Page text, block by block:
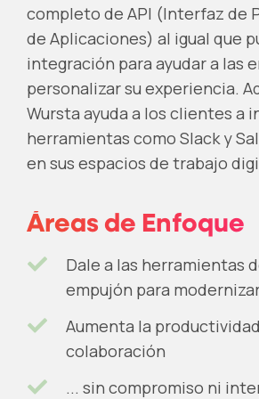
completo de API (Interfaz de
de Aplicaciones) al igual que
integración para ayudar a las
personalizar su experiencia.
Wursta ayuda a los clientes a
herramientas como Slack y
en sus espacios de trabajo
Áreas de Enfoque
Dale a las herramientas
empujón para
Aumenta la
colaboración
... sin compromiso ni